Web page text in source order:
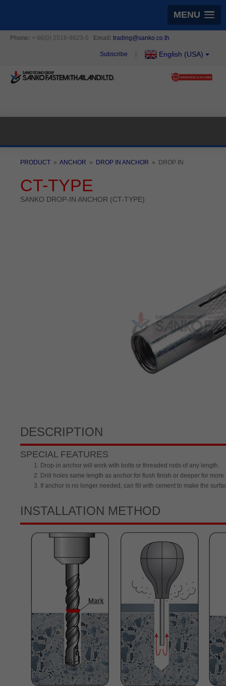
MENU
Phone: + 66(0) 2516-9823-5 Email: trading@sanko.co.th
Subscribe English (USA)
PRODUCT »​ ANCHOR »​ DROP IN ANCHOR »​ DROP IN
CT-TYPE
SANKO DROP-IN ANCHOR (CT-TYPE)​​
DESCRIPTION
SPECIAL FEATURES
Drop-in anchor will work with bolts or threaded rods of any length.
Drill holes same length as anchor for flush finish or deeper for
If anchor is no longer needed, can fill with cement to make the
INSTALLATION METHOD